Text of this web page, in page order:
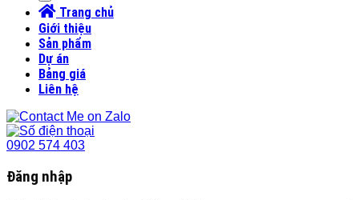
Trang chủ
Giới thiệu
Sản phẩm
Dự án
Bảng giá
Liên hệ
0902 574 403
Đăng nhập